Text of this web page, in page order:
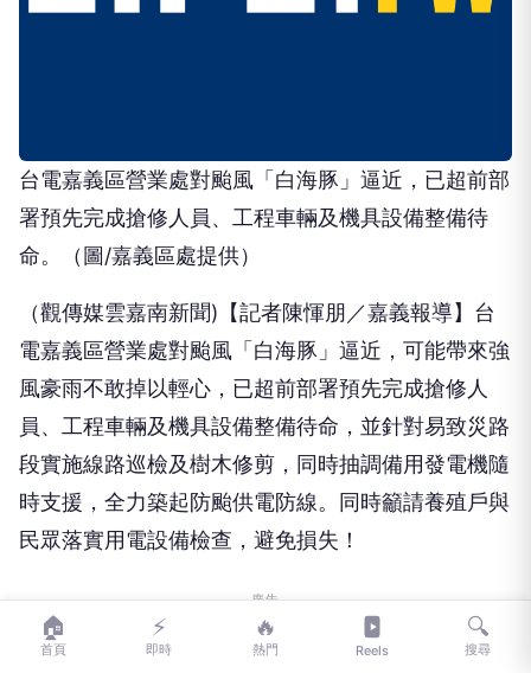
台電嘉義區營業處對颱風「白海豚」逼近，已超前部
署預先完成搶修人員、工程車輛及機具設備整備待
命。（圖/嘉義區處提供）
（觀傳媒雲嘉南新聞)【記者陳惲朋／嘉義報導】台
電嘉義區營業處對颱風「白海豚」逼近，可能帶來強
風豪雨不敢掉以輕心，已超前部署預先完成搶修人
員、工程車輛及機具設備整備待命，並針對易致災路
段實施線路巡檢及樹木修剪，同時抽調備用發電機隨
時支援，全力築起防颱供電防線。同時籲請養殖戶與
民眾落實用電設備檢查，避免損失！
廣告
🏠
首頁
⚡
即時
🔥
熱門 Reels
🔍
搜尋